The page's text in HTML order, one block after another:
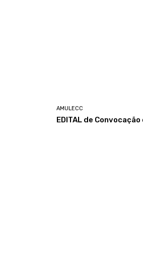
AMULECC
EDITAL de